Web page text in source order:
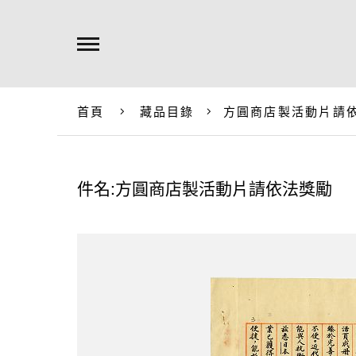
首頁 藏品目錄 方圓商店製活動片請
件名:方圓商店製活動片請依法獎勵